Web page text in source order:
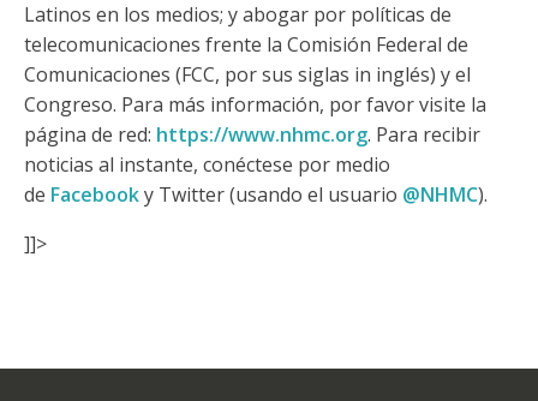
Latinos en los medios; y abogar por políticas de
telecomunicaciones frente la Comisión Federal de
Comunicaciones (FCC, por sus siglas in inglés) y el
Congreso. Para más información, por favor visite la
página de red: https://www.nhmc.org. Para recibir
noticias al instante, conéctese por medio
de Facebooky Twitter (usando el usuario @NHMC).
]]>